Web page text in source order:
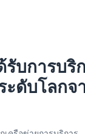
รับการบริ
ะดับโลกจ